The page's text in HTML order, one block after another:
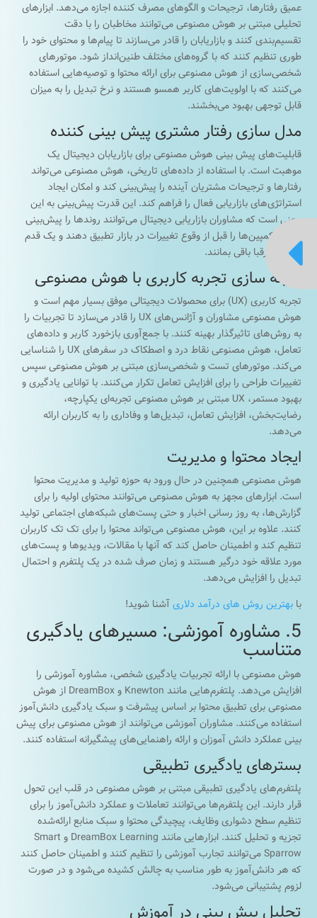
عمیق رفتارها، ترجیحات و الگوهای مصرف کننده اجازه می‌دهد. ابزارهای
تحلیلی مبتنی بر هوش مصنوعی می‌توانند مخاطبان را با دقت
تقسیم‌بندی کنند و بازاریابان را قادر می‌سازند تا پیام‌ها و محتوای خود را
طوری تنظیم کنند که با گروه‌های مختلف طنین‌انداز شود. موتورهای
شخصی‌سازی از هوش مصنوعی برای ارائه محتوا و توصیه‌هایی استفاده
می‌کنند که با اولویت‌های کاربر همسو هستند و نرخ تبدیل را به میزان
قابل توجهی بهبود می‌بخشند.
مدل سازی رفتار مشتری پیش بینی کننده
قابلیت‌های پیش بینی هوش مصنوعی برای بازاریابان دیجیتال یک
موهبت است. با استفاده از داده‌های تاریخی، هوش مصنوعی می‌تواند
رفتارها و ترجیحات مشتریان آینده را پیش‌بینی کند و امکان ایجاد
استراتژی‌های بازاریابی فعال را فراهم کند. این قدرت پیش‌بینی به این
معنی است که مشاوران بازاریابی دیجیتال می‌توانند روندها را پیش‌بینی
کنند و کمپین‌ها را قبل از وقوع تغییرات در بازار تطبیق دهند و یک قدم
جلوتر از رقبا باقی بمانند.
بهینه سازی تجربه کاربری با هوش مصنوعی
تجربه کاربری (UX) برای محصولات دیجیتالی موفق بسیار مهم است و
هوش مصنوعی مشاوران و آژانس‌های UX را قادر می‌سازد تا تجربیات را
به روش‌های تاثیرگذار بهینه کنند. با جمع‌آوری بازخورد کاربر و داده‌های
تعامل، هوش مصنوعی نقاط درد و اصطکاک در سفرهای UX را شناسایی
می‌کند. موتورهای تست و شخصی‌سازی مبتنی بر هوش مصنوعی سپس
تغییرات طراحی را برای افزایش تعامل تکرار می‌کنند. با توانایی یادگیری و
بهبود مستمر، UX مبتنی بر هوش مصنوعی تجربه‌ای یکپارچه،
رضایت‌بخش، افزایش تعامل، تبدیل‌ها و وفاداری را به کاربران ارائه
می‌دهد.
ایجاد محتوا و مدیریت
هوش مصنوعی همچنین در حال ورود به حوزه تولید و مدیریت محتوا
است. ابزارهای مجهز به هوش مصنوعی می‌توانند محتوای اولیه را برای
گزارش‌ها، به روز رسانی اخبار و حتی پست‌های شبکه‌های اجتماعی تولید
کنند. علاوه بر این، هوش مصنوعی می‌تواند محتوا را برای تک تک کاربران
تنظیم کند و اطمینان حاصل کند که آنها با مقالات، ویدیوها و پست‌های
مورد علاقه خود درگیر هستند و زمان صرف شده در یک پلتفرم و احتمال
تبدیل را افزایش می‌دهد.
بابهترین روش های درآمد دلاریآشنا شوید!
5. مشاوره آموزشی: مسیرهای یادگیری
متناسب
هوش مصنوعی با ارائه تجربیات یادگیری شخصی، مشاوره آموزشی را
افزایش می‌دهد. پلتفرم‌هایی مانند Knewton و DreamBox از هوش
مصنوعی برای تطبیق محتوا بر اساس پیشرفت و سبک یادگیری دانش‌آموز
استفاده می‌کنند. مشاوران آموزشی می‌توانند از هوش مصنوعی برای پیش
بینی عملکرد دانش آموزان و ارائه راهنمایی‌های پیشگیرانه استفاده کنند.
بسترهای یادگیری تطبیقی
پلتفرم‌های یادگیری تطبیقی ​​مبتنی بر هوش مصنوعی در قلب این تحول
قرار دارند. این پلتفرم‌ها می‌توانند تعاملات و عملکرد دانش‌آموز را برای
تنظیم سطح دشواری وظایف، پیچیدگی محتوا و سبک منابع ارائه‌شده
تجزیه و تحلیل کنند. ابزارهایی مانند DreamBox Learning و Smart
Sparrow می‌توانند تجارب آموزشی را تنظیم کنند و اطمینان حاصل کنند
که هر دانش‌آموز به طور مناسب به چالش کشیده می‌شود و در صورت
لزوم پشتیبانی می‌شود.
تحلیل پیش بینی در آموزش
